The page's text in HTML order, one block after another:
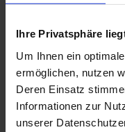
Ihre Privatsphäre
Um Ihnen ein
ermöglichen, nutzen
Deren Einsatz
Informationen zur
unserer
royal